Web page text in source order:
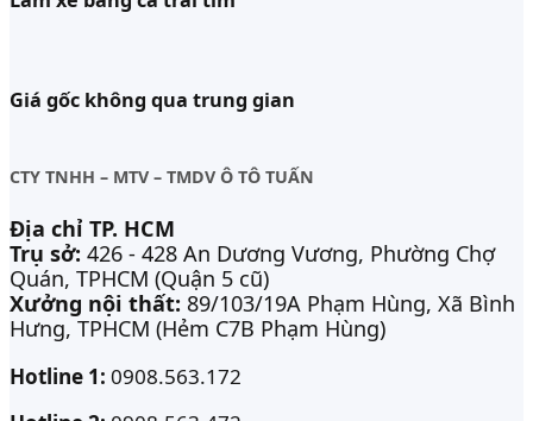
Giá gốc không qua trung gian
CTY TNHH – MTV – TMDV Ô TÔ TUẤN
Địa chỉ TP. HCM
Trụ sở: 426 - 428 An Dương Vương, Phường Chợ
Quán, TPHCM (Quận 5 cũ)
Xưởng nội thất: 89/103/19A Phạm Hùng, Xã Bình
Hưng, TPHCM (Hẻm C7B Phạm Hùng)
Hotline 1: 0908.563.172